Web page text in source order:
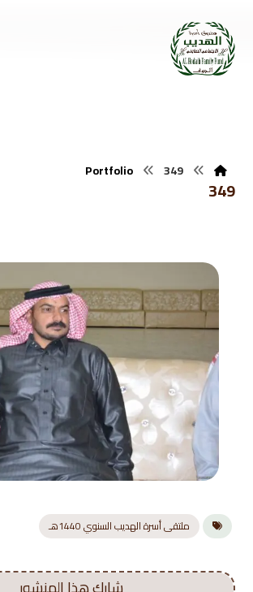
Portfolio 349
349
ملتقى أسرة الهديب السنوي 1440هـ